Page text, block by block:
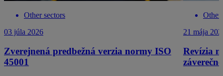
Other sectors
03 júla 2026
Zverejnená predbežná verzia normy ISO
45001
Other
21 mája
Revízia